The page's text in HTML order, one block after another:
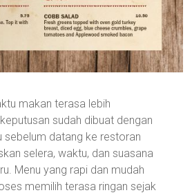
makan terasa lebih
sudah dibuat dengan
sebelum datang ke restoran
selera, waktu, dan suasana
Menu yang rapi dan mudah
memilih terasa ringan sejak